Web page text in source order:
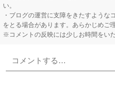
い。
・ブログの運営に支障をきたすような
をとる場合があります。あらかじめご
※コメントの反映には少しお時間をい